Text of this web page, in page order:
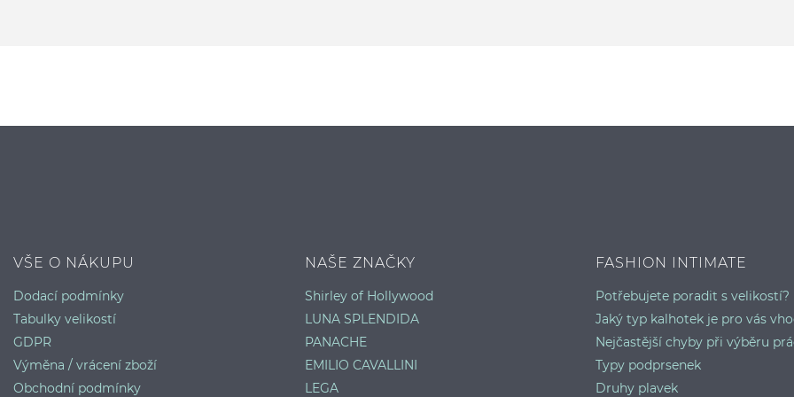
VŠE O NÁKUPU
Dodací podmínky
Tabulky velikostí
GDPR
Výměna / vrácení zboží
Obchodní podmínky
NAŠE ZNAČKY
Shirley of Hollywood
LUNA SPLENDIDA
PANACHE
EMILIO CAVALLINI
LEGA
FASHION INTIMATE
Potřebujete poradit s velikostí?
Jaký typ kalhotek je pro vás
Nejčastější chyby při výběru
Typy podprsenek
Druhy plavek